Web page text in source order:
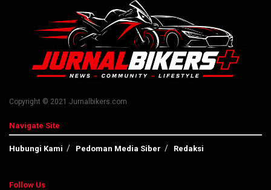
Copyright © 2021 Jurnalbikers.com
Navigate Site
Hubungi Kami Pedoman Media Siber Redaksi
Follow Us